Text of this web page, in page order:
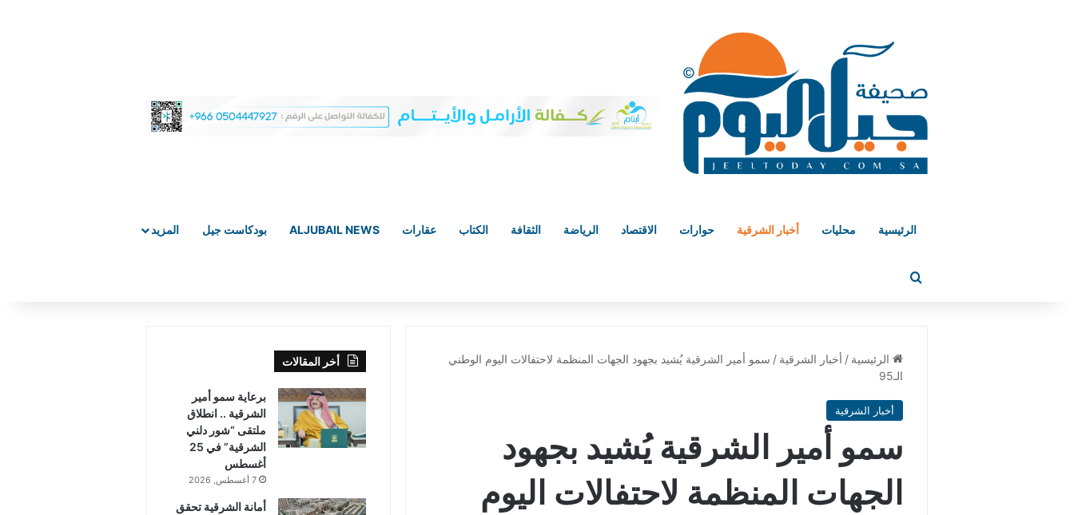
الرئيسية محليات أخبار الشرقية حوارات الاقتصاد الرياضة الثقافة الكتاب عقارات ALJUBAIL NEWS بودكاست جيل المزيد
الرئيسية / أخبار الشرقية / سمو أمير الشرقية يُشيد بجهود الجهات المنظمة لاحتفالات اليوم الوطني
الـ95
أخبار الشرقية
سمو أمير الشرقية يُشيد بجهود
الجهات المنظمة لاحتفالات اليوم
أخر المقالات
برعاية سمو أمير
الشرقية .. انطلاق
ملتقى “شور دلني
الشرقية” في 25
أغسطس
7 أغسطس, 2026
أمانة الشرقية تحقق